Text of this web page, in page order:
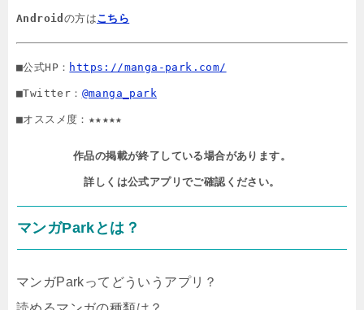
Android の方はこちら
■公式HP： https://manga-park.com/
■Twitter： @manga_park
■オススメ度：★★★★★
作品の掲載が終了している場合があります。
詳しくは公式アプリでご確認ください。
マンガParkとは？
マンガParkってどういうアプリ？